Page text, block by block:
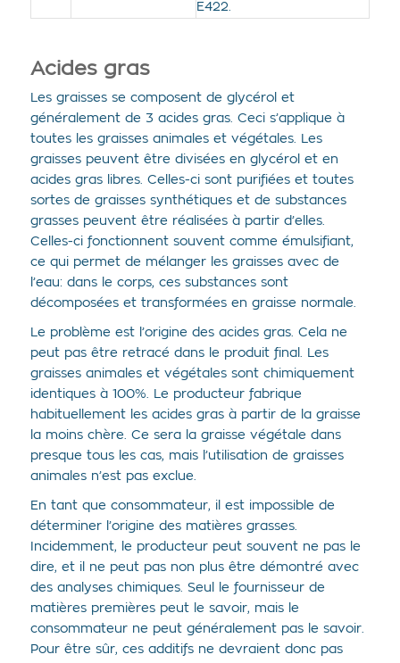
E422.
Acides gras
Les graisses se composent de glycérol et
généralement de 3 acides gras. Ceci s’applique à
toutes les graisses animales et végétales. Les
graisses peuvent être divisées en glycérol et en
acides gras libres. Celles-ci sont purifiées et toutes
sortes de graisses synthétiques et de substances
grasses peuvent être réalisées à partir d’elles.
Celles-ci fonctionnent souvent comme émulsifiant,
ce qui permet de mélanger les graisses avec de
l’eau: dans le corps, ces substances sont
décomposées et transformées en graisse normale.
Le problème est l’origine des acides gras. Cela ne
peut pas être retracé dans le produit final. Les
graisses animales et végétales sont chimiquement
identiques à 100%. Le producteur fabrique
habituellement les acides gras à partir de la graisse
la moins chère. Ce sera la graisse végétale dans
presque tous les cas, mais l’utilisation de graisses
animales n’est pas exclue.
En tant que consommateur, il est impossible de
déterminer l’origine des matières grasses.
Incidemment, le producteur peut souvent ne pas le
dire, et il ne peut pas non plus être démontré avec
des analyses chimiques. Seul le fournisseur de
matières premières peut le savoir, mais le
consommateur ne peut généralement pas le savoir.
Pour être sûr, ces additifs ne devraient donc pas